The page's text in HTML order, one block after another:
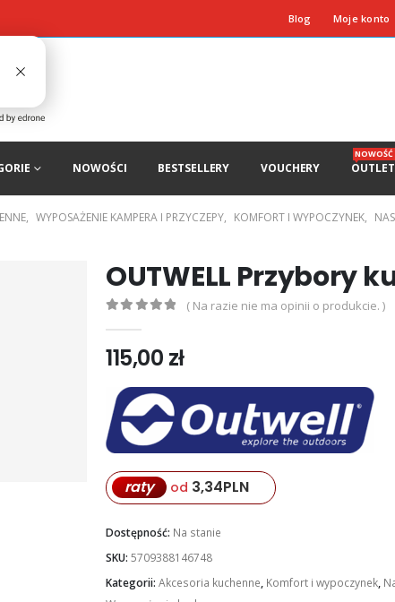
Blog Moje konto
NOWOŚCI BESTSELLERY VOUCHERY OUTLET
NOWOŚĆ
, WYPOSAŻENIE KAMPERA I PRZYCZEPY, KOMFORT I WYPOCZYNEK,
OUTWELL Przybory
( Na razie nie ma opinii o produkcie. )
115,00 zł
raty od 3,34PLN
Dostępność: Na stanie
SKU: 5709388146748
Kategorii: Akcesoria kuchenne, Komfort i wypoczynek,